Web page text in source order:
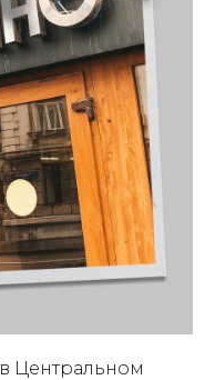
в Центральном